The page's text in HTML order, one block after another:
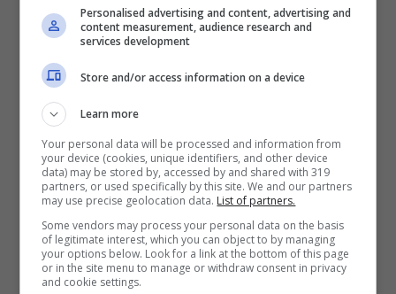
collinare (500-800 mt). Nella prima l’apice
dei colori autunnali si raggiunge a fine
ottobre, nella seconda a metà novembre.
Uno degli itinerai più suggestivi è quello
che attraversa il Passo dei Fangacci, lungo
la via che da Badia Prataglia porta
la cima delMonte Penna(in Romagna).
Lungo la strada e sul sentiero che porta al
Personalised advertising and content, advertising and
content measurement, audience research and
services development
Store and/or access information on a device
Learn more
Your personal data will be processed and information from
your device (cookies, unique identifiers, and other device
data) may be stored by, accessed by and shared with 319
partners, or used specifically by this site. We and our partners
may use precise geolocation data. List of partners.
Some vendors may process your personal data on the basis
of legitimate interest, which you can object to by managing
your options below. Look for a link at the bottom of this page
or in the site menu to manage or withdraw consent in privacy
and cookie settings.